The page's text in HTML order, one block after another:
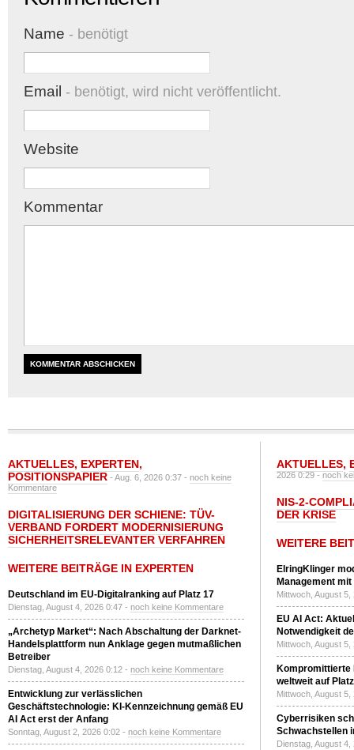
Name - benötigt
Email - benötigt, wird nicht veröffentlicht.
Website
Kommentar
AKTUELLES, EXPERTEN,
POSITIONSPAPIER - Aug. 6, 2026 0:37 - noch keine
Kommentare
DIGITALISIERUNG DER SCHIENE: TÜV-
VERBAND FORDERT MODERNISIERUNG
SICHERHEITSRELEVANTER VERFAHREN
WEITERE BEITRÄGE IN EXPERTEN
Deutschland im EU-Digitalranking auf Platz 17
Dienstag, August 4, 2026 0:47 - noch keine Kommentare
„Archetyp Market“: Nach Abschaltung der Darknet-
Handelsplattform nun Anklage gegen mutmaßlichen
Betreiber
Dienstag, August 4, 2026 0:12 - noch keine Kommentare
Entwicklung zur verlässlichen
Geschäftstechnologie: KI-Kennzeichnung gemäß EU
AI Act erst der Anfang
Sonntag, August 2, 2026 0:02 - noch keine Kommentare
AKTUELLES,
2026 0:29 -noch
NIS-2-
DER KRISE
WEITERE
ElringKlinger
Management
Mittwoch, August
EU AI Act:
Notwendigkeit
Mittwoch, August
Kompromittierte
weltweit auf
Mittwoch, August
Cyberrisiken
Schwachstellen
Dienstag, August